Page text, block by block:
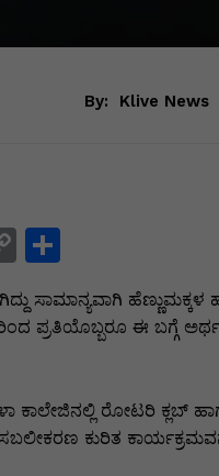
By: Klive News
C
o
p
n
k
S
ar
ಸಾಮಾನ್ಯವಾಗಿ
ಪ್ರತಿಯೊಬ್ಬರೂ ಈ ಬಗ್ಗೆ
ಕಾಲೇಜಿನಲ್ಲಿ ರೋಟರಿ ಕ್ಲಬ್
ಕುರಿತ